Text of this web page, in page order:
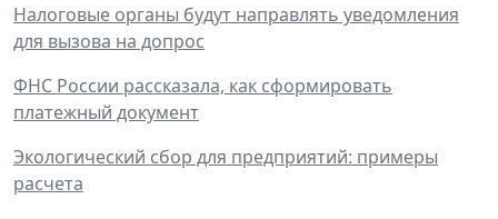
Налоговые органы будут направлять уведомления
для вызова на допрос
ФНС России рассказала, как сформировать
платежный документ
Экологический сбор для предприятий: примеры
расчета